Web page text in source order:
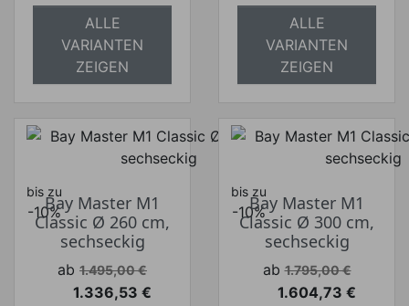
ALLE
VARIANTEN
ZEIGEN
ALLE
VARIANTEN
ZEIGEN
bis zu
-10%Bay Master M1
Classic Ø 260 cm,
sechseckig
Verkaufspreis
ab 1.495,00 €
Preis
1.336,53 €
bis zu
-10%Bay Master M1
Classic Ø 300 cm,
sechseckig
Verkaufspreis
ab 1.795,00 €
Preis
1.604,73 €